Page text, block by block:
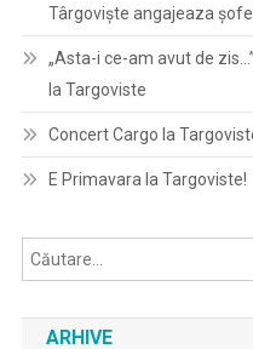
Târgoviște angajeaza
„Asta-i ce-am avut de
la Targoviste
Concert Cargo la
E Primavara la Targoviste!
ARHIVE